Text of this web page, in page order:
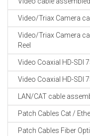
Video/Triax Camera
Video/Triax Camera
Reel
Video Coaxial HD-SDI
Video Coaxial HD-SDI
LAN/CAT cable
Patch Cables Cat /
Patch Cables Fiber